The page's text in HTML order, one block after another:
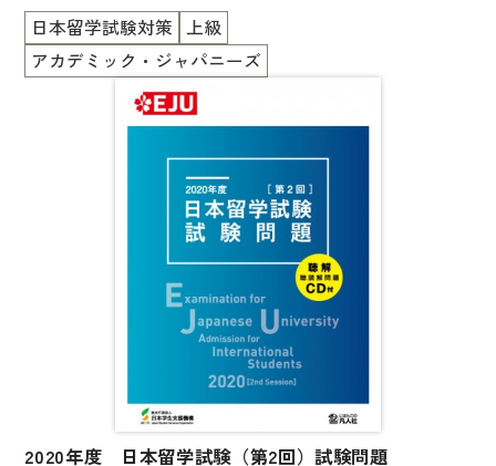
一冊に「日本語」「理科」「総合科目」「数学（コー
ス 1 ／コース 2）」がすべて掲載されています。
また、「日本語」以外の科目の英語版も掲載されてい
付属の CD には日本語科目の「聴解・聴読解」の音声
が収録されており、巻末には参考資料として実施要
項、応募者数・受験者数一覧、試験会場一覧、シラバ
ス（出題範囲）、音声スクリプトが掲載されていま
す。聴解・聴読解音声CD付。
受験指導をなさる方と受験者に必携の一冊です。
日本留学試験対策
上級
アカデミック・ジャパニーズ
2020年度 日本留学試験（第2回）試験問題